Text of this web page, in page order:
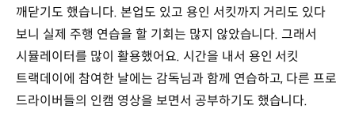
깨닫기도 했습니다. 본업도 있고 용인 서킷까지 거리도 있다
보니 실제 주행 연습을 할 기회는 많지 않았습니다. 그래서
시뮬레이터를 많이 활용했어요. 시간을 내서 용인 서킷
트랙데이에 참여한 날에는 감독님과 함께 연습하고, 다른 프로
드라이버들의 인캠 영상을 보면서 공부하기도 했습니다.